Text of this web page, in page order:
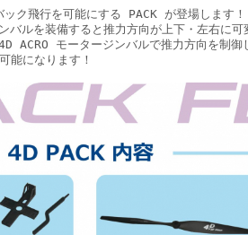
ク飛行を可能にする PACK が登場します！
バルを装備すると推力方向が上下・左右に可
ACRO モータージンバルで推力方向を制
能になります！